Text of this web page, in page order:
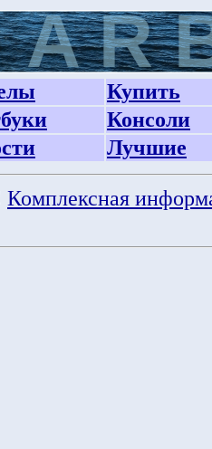
Купить
Консоли
Лучшие
Комплексная